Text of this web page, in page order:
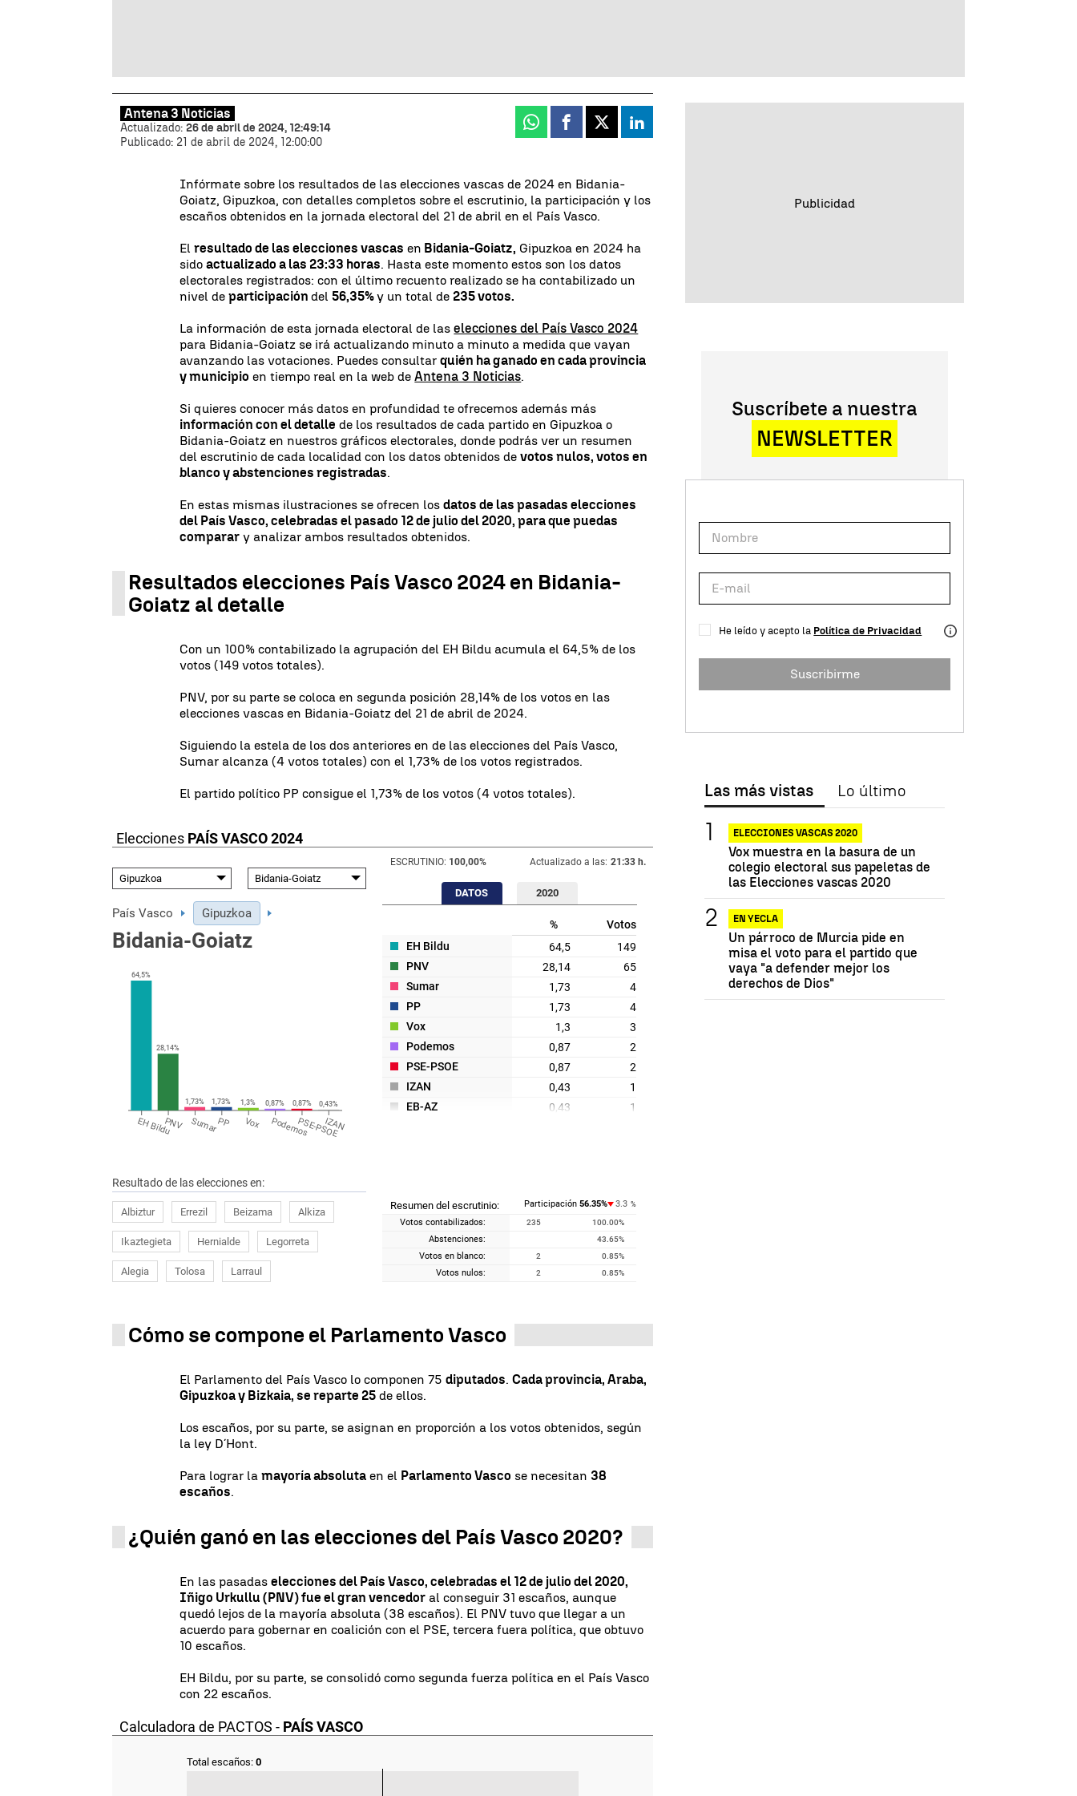
Antena 3 Noticias
Actualizado: 26 de abril de 2024, 12:49:14
Publicado: 21 de abril de 2024, 12:00:00
Whatsapp
Facebook
X Linkedin
Infórmate sobre los resultados de las elecciones vascas de 2024 en Bidania-
Goiatz, Gipuzkoa, con detalles completos sobre el escrutinio, la participación y los
escaños obtenidos en la jornada electoral del 21 de abril en el País Vasco.
Elresultado de las elecciones vascas en Bidania-Goiatz, Gipuzkoa en 2024 ha
sidoactualizado a las 23:33 horas. Hasta este momento estos son los datos
electorales registrados: con el último recuento realizado se ha contabilizado un
nivel departicipacióndel56,35%y un total de235 votos.
La información de esta jornada electoral de laselecciones del País Vasco 2024
para Bidania-Goiatz se irá actualizando minuto a minuto a medida que vayan
avanzando las votaciones. Puedes consultarquién ha ganado en cada provincia
y municipio en tiempo real en la web deAntena 3 Noticias.
Si quieres conocer más datos en profundidad te ofrecemos además más
información con el detalle de los resultados de cada partido en Gipuzkoa o
Bidania-Goiatz en nuestros gráficos electorales, donde podrás ver un resumen
del escrutinio de cada localidad con los datos obtenidos devotos nulos, votos en
blanco y abstenciones registradas.
En estas mismas ilustraciones se ofrecen losdatos de las pasadas elecciones
del País Vasco, celebradas el pasado 12 de julio del 2020, para que puedas
comparar y analizar ambos resultados obtenidos.
Resultados elecciones País Vasco 2024 en Bidania-
Goiatz al detalle
Con un 100% contabilizado la agrupación del EH Bildu acumula el 64,5% de los
votos (149 votos totales).
PNV, por su parte se coloca en segunda posición 28,14% de los votos en las
elecciones vascas en Bidania-Goiatz del 21 de abril de 2024.
Siguiendo la estela de los dos anteriores en de las elecciones del País Vasco,
Sumar alcanza (4 votos totales) con el 1,73% de los votos registrados.
El partido político PP consigue el 1,73% de los votos (4 votos totales).
Elecciones PAÍS VASCO 2024
ESCRUTINIO: 100,00% Actualizado a las: 21:33 h.
País Vasco Gipuzkoa
Bidania-Goiatz
EH BilduPNV SumarPP Vox PodemosPSE-PSOE
IZAN
64,5%
28,14%
1,73% 1,73% 1,3% 0,87% 0,87% 0,43%
Resultado de las elecciones en:
Albiztur Errezil Beizama Alkiza
Ikaztegieta Hernialde Legorreta
Alegia Tolosa Larraul
DATOS 2020
%
Votos
EH Bildu
64,5
149
PNV
28,14
65
Sumar
1,73
4
PP
1,73
4
Vox
1,3
3
Podemos
0,87
2
PSE-PSOE
0,87
2
IZAN
0,43
1
EB-AZ
0,43 1
Resumen del escrutinio: Participación 56.35% 3.3 %
Votos contabilizados: 235 100.00%
Abstenciones: 43.65%
Votos en blanco: 2 0.85%
Votos nulos: 2 0.85%
Cómo se compone el Parlamento Vasco
El Parlamento del País Vasco lo componen 75diputados.Cada provincia, Araba,
Gipuzkoa y Bizkaia, se reparte 25 de ellos.
Los escaños, por su parte, se asignan en proporción a los votos obtenidos, según
la ley D´Hont.
Para lograr lamayoría absoluta en el Parlamento Vasco se necesitan 38
escaños.
¿Quién ganó en las elecciones del País Vasco 2020?
En las pasadaselecciones del País Vasco, celebradas el 12 de julio del 2020,
Iñigo Urkullu (PNV) fue el gran vencedor al conseguir 31 escaños, aunque
quedó lejos de la mayoría absoluta (38 escaños). El PNV tuvo que llegar a un
acuerdo para gobernar en coalición con el PSE, tercera fuera política, que obtuvo
10 escaños.
EH Bildu, por su parte, se consolidó como segunda fuerza política en el País Vasco
con 22 escaños.
Calculadora de PACTOS - PAÍS VASCO
Total escaños: 0
Suscríbete a nuestra
NEWSLETTER
He leído y acepto la Política de Privacidad
Suscribirme
Las más vistas Lo último
ELECCIONES VASCAS 2020
Vox muestra en la basura de un
colegio electoral sus papeletas de
las Elecciones vascas 2020
EN YECLA
Un párroco de Murcia pide en
misa el voto para el partido que
vaya "a defender mejor los
derechos de Dios"